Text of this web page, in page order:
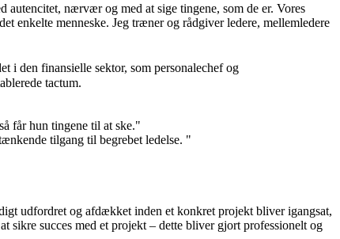
autencitet, nærvær og med at sige tingene, som de er. Vores
enkelte menneske. Jeg træner og rådgiver ledere, mellemledere
i den finansielle sektor, som personalechef og
tactum.
får hun tingene til at ske."
tilgang til begrebet ledelse. "
udfordret og afdækket inden et konkret projekt bliver igangsat,
sikre succes med et projekt – dette bliver gjort professionelt og